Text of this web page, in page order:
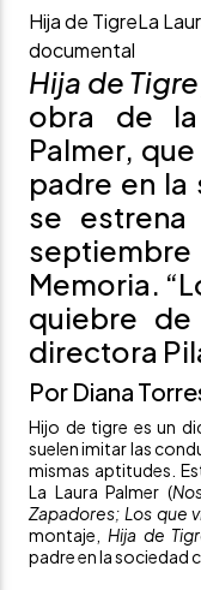
Hija de TigreLa
documental
Hija de Tigre
obra de la
Palmer,
padre en la
se
Memoria.
quiebre
directora
Por Diana
Hijo de tigre es un
suelen imitar las
mismas aptitudes.
La Laura Palmer (
Zapadores; Los que
montaje, Hija de
padre en la sociedad